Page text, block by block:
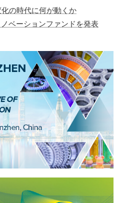
の時代に何が動くか
ノベーションファンドを発表